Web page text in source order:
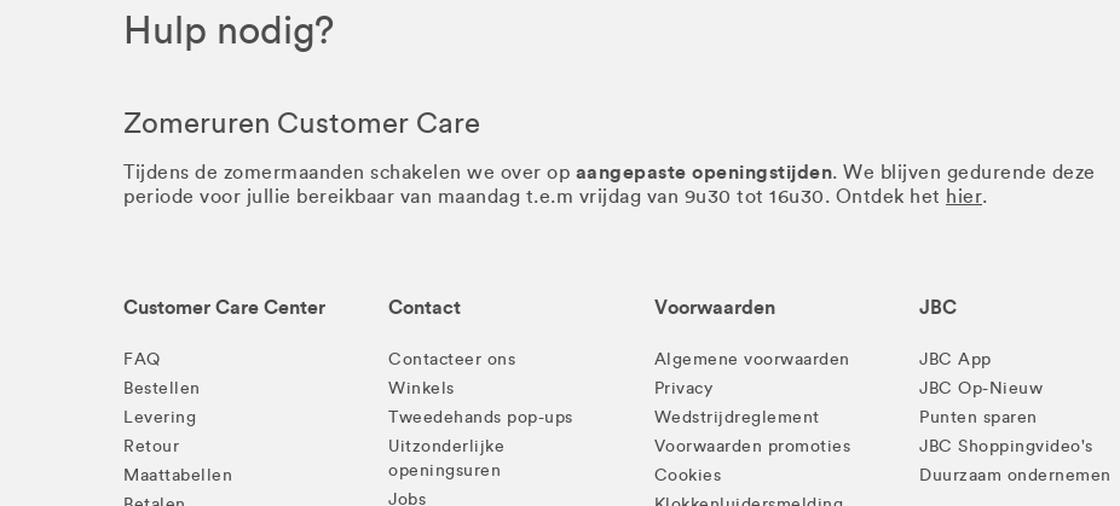
Hulp nodig?
Zomeruren Customer Care
Tijdens de zomermaanden schakelen we over op aangepaste openingstijden. We blijven gedurende deze
periode voor jullie bereikbaar van maandag t.e.m vrijdag van 9u30 tot 16u30. Ontdek het hier.
Customer Care Center
FAQ
Bestellen
Levering
Retour
Maattabellen
Contact
Contacteer ons
Winkels
Tweedehands pop-ups
Uitzonderlijke
openingsuren
Jobs
Voorwaarden
Algemene voorwaarden
Privacy
Wedstrijdreglement
Voorwaarden promoties
Cookies
JBC
JBC App
JBC Op-Nieuw
Punten sparen
JBC Shoppingvideo's
Duurzaam ondernemen